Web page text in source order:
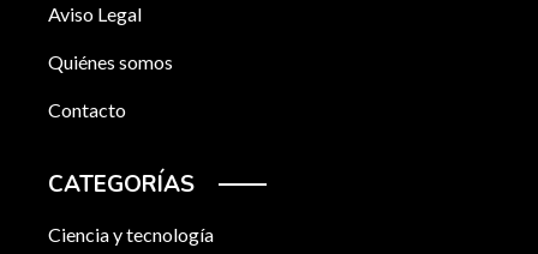
Aviso Legal
Quiénes somos
Contacto
CATEGORÍAS
Ciencia y tecnología